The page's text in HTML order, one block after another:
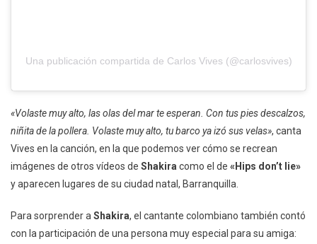
Una publicación compartida de Carlos Vives (@carlosvives)
«Volaste muy alto, las olas del mar te esperan. Con tus pies descalzos,
niñita de la pollera. Volaste muy alto, tu barco ya izó sus velas», canta
Vives en la canción, en la que podemos ver cómo se recrean
imágenes de otros vídeos de Shakira como el de «Hips don’t lie»
y aparecen lugares de su ciudad natal, Barranquilla.
Para sorprender a Shakira, el cantante colombiano también contó
con la participación de una persona muy especial para su amiga: